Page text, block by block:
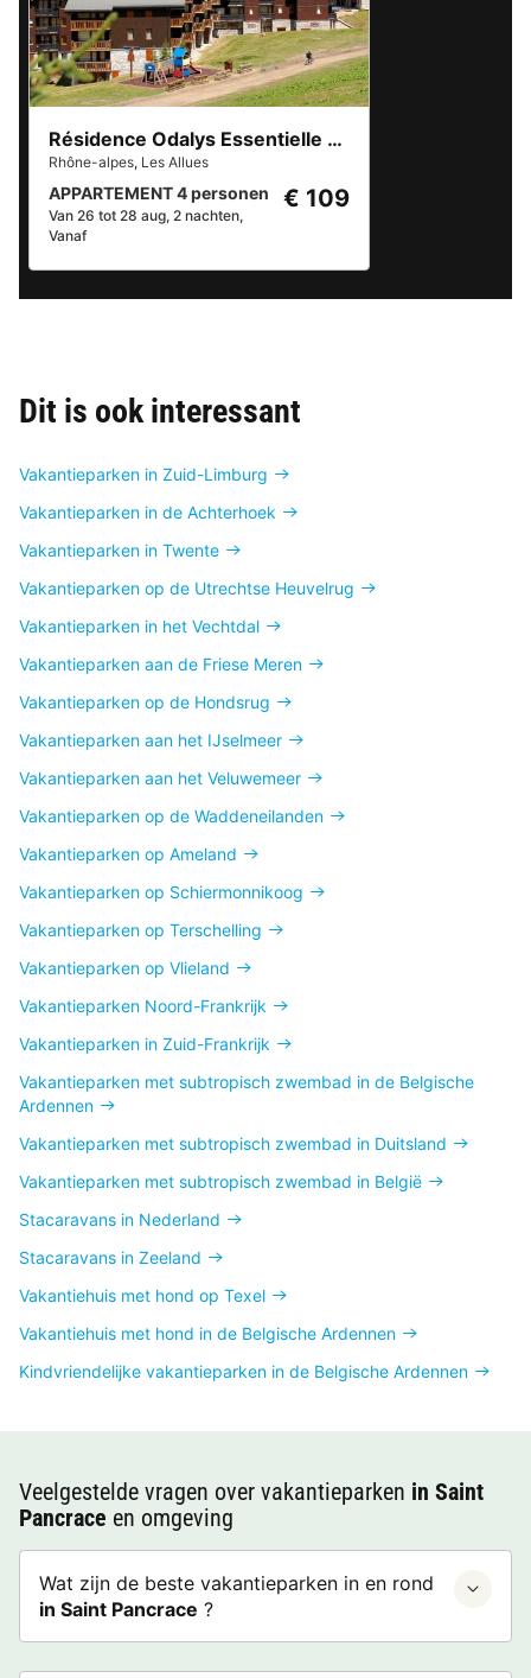
Résidence Odalys Essentielle Le Hameau du Mottaret
Rhône-alpes, Les Allues
APPARTEMENT 4 personen
Van 26 tot 28 aug, 2 nachten,
Vanaf
€ 109
Dit is ook interessant
Vakantieparken in Zuid-Limburg
Vakantieparken in de Achterhoek
Vakantieparken in Twente
Vakantieparken op de Utrechtse Heuvelrug
Vakantieparken in het Vechtdal
Vakantieparken aan de Friese Meren
Vakantieparken op de Hondsrug
Vakantieparken aan het IJselmeer
Vakantieparken aan het Veluwemeer
Vakantieparken op de Waddeneilanden
Vakantieparken op Ameland
Vakantieparken op Schiermonnikoog
Vakantieparken op Terschelling
Vakantieparken op Vlieland
Vakantieparken Noord-Frankrijk
Vakantieparken in Zuid-Frankrijk
Vakantieparken met subtropisch zwembad in de Belgische
Ardennen
Vakantieparken met subtropisch zwembad in Duitsland
Vakantieparken met subtropisch zwembad in België
Stacaravans in Nederland
Stacaravans in Zeeland
Vakantiehuis met hond op Texel
Vakantiehuis met hond in de Belgische Ardennen
Kindvriendelijke vakantieparken in de Belgische Ardennen
Veelgestelde vragen over vakantieparken in Saint
Pancrace en omgeving
Wat zijn de beste vakantieparken in en rond
in Saint Pancrace ?